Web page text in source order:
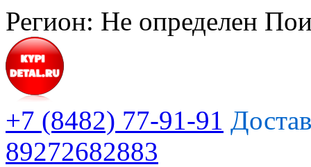
Регион: Не определен
+7 (8482) 77-91-91
89272682883